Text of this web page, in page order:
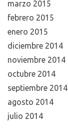
marzo 2015
febrero 2015
enero 2015
diciembre 2014
noviembre 2014
octubre 2014
septiembre 2014
agosto 2014
julio 2014